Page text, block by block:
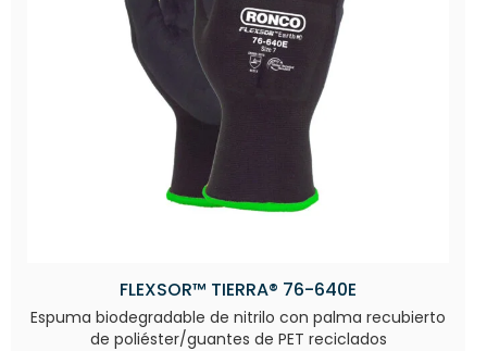
FLEXSOR™ TIERRA® 76-640E
Espuma biodegradable de nitrilo con palma recubierto
de poliéster/guantes de PET reciclados